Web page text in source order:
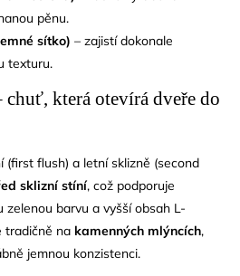
pěnu.
sítko) – zajistí dokonale
texturu.
která otevírá dveře do
(first flush) a letní sklizně (second
sklizní stíní, což podporuje
zelenou barvu a vyšší obsah L-
tradičně na kamenných mlýncích,
jemnou konzistenci.